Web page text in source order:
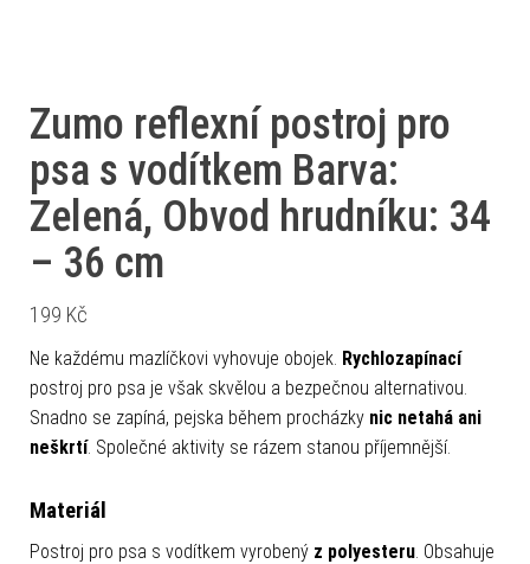
Zumo reflexní postroj pro
psa s vodítkem Barva:
Zelená, Obvod hrudníku: 34
– 36 cm
199 Kč
Ne každému mazlíčkovi vyhovuje obojek. Rychlozapínací
postroj pro psa je však skvělou a bezpečnou alternativou.
Snadno se zapíná, pejska během procházky nic netahá ani
neškrtí. Společné aktivity se rázem stanou příjemnější.
Materiál
Postroj pro psa s vodítkem vyrobený z polyesteru. Obsahuje